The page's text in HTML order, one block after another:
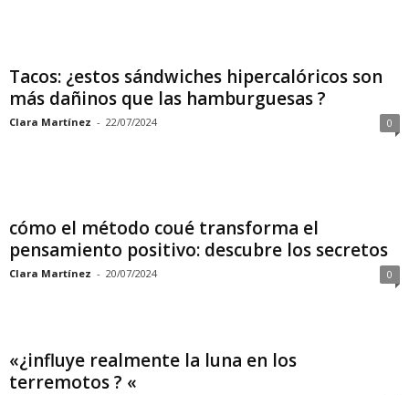
Tacos: ¿estos sándwiches hipercalóricos son
más dañinos que las hamburguesas ?
Clara Martínez - 22/07/2024 0
cómo el método coué transforma el
pensamiento positivo: descubre los secretos
Clara Martínez - 20/07/2024 0
«¿influye realmente la luna en los
terremotos ? «